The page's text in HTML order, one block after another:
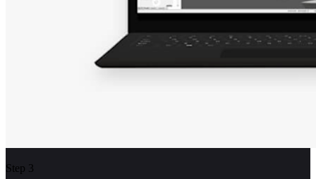
Step 3